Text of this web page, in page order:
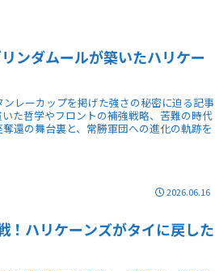
ンダムールが築いたハリケー
レーカップを掲げた強さの秘密に迫る記事
た哲学やフロントの補強戦略、苦難の時代
還の舞台裏と、常勝軍団への進化の軌跡を
2026.06.16
！ハリケーンズがタイに戻した